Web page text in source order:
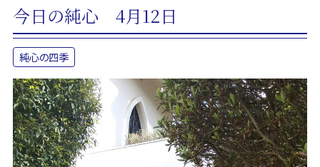
今日の純心 4月12日
純心の四季